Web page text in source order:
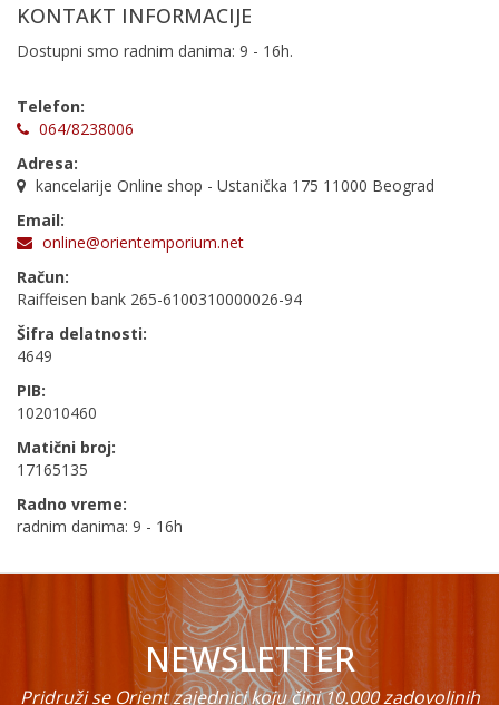
KONTAKT INFORMACIJE
Dostupni smo radnim danima: 9 - 16h.
Telefon:
064/8238006
Adresa:
kancelarije Online shop - Ustanička 175 11000 Beograd
Email:
online@orientemporium.net
Račun:
Raiffeisen bank 265-6100310000026-94
Šifra delatnosti:
4649
PIB:
102010460
Matični broj:
17165135
Radno vreme:
radnim danima: 9 - 16h
NEWSLETTER
Pridruži se Orient zajednici koju čini 10.000 zadovoljnih